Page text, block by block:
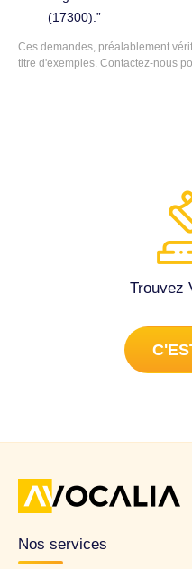
(17300).
Ces demandes, préalablement
titre d'exemples. Contactez-nous
Trouvez
Nos services